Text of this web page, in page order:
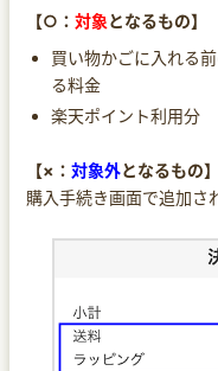
【○： 対象となるもの】
買い物かごに入れる
る料金
楽天ポイント利用分
【×： 対象外となるもの】
購入手続き画面で追加さ